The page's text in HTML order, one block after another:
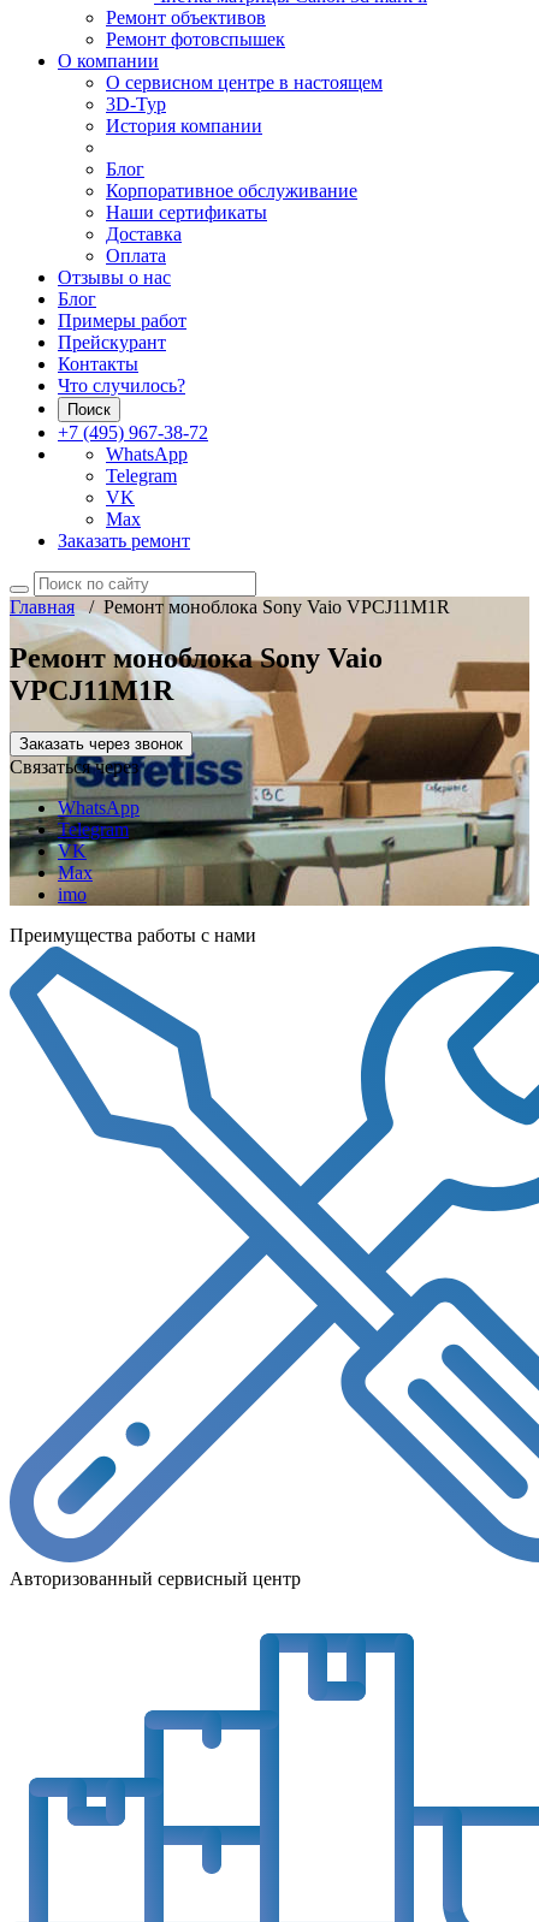
Ремонт объективов
Ремонт фотовспышек
О компании
О сервисном центре в настоящем
3D-Тур
История компании
Блог
Корпоративное обслуживание
Наши сертификаты
Доставка
Оплата
Отзывы о нас
Блог
Примеры работ
Прейскурант
Контакты
Что случилось?
Поиск
+7 (495) 967-38-72
WhatsApp
Telegram
VK
Max
Заказать ремонт
Главная/ Ремонт моноблока Sony Vaio VPCJ11M1R
Ремонт моноблока Sony Vaio
VPCJ11M1R
Заказать через звонок
Связаться через
WhatsApp
Telegram
VK
Max
imo
Преимущества работы с нами
Авторизованный сервисный центр